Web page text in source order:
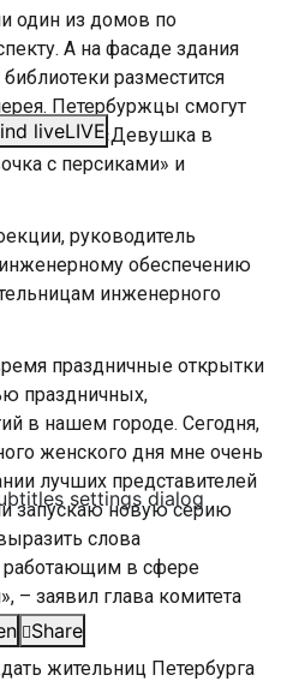
liveLIVE
settings dialog
Share
один из домов по
А на фасаде здания
разместится
Петербуржцы смогут
как «Девушка в
с персиками» и
руководитель
обеспечению
инженерного
праздничные открытки
праздничных,
в нашем городе. Сегодня,
женского дня мне очень
лучших представителей
запускаю новую серию
слова
работающим в сфере
– заявил глава комитета
жительниц Петербурга